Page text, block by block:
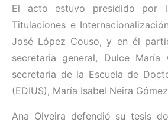
El acto estuvo presidido por
Titulaciones e
José López Couso, y en él
secretaria general, Dulce
secretaria de la Escuela de
(EDIUS), María Isabel Neira
Ana Olveira defendió su tesis